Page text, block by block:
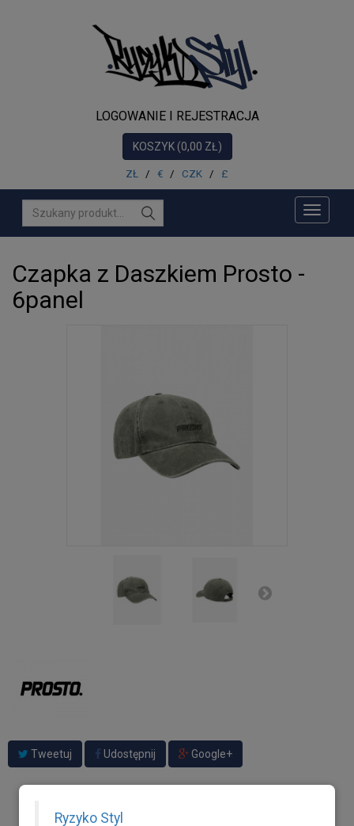
Ryzyko Styl
MUZYKA
PROMOCJE
PRODUCENCI
LOGOWANIE I REJESTRACJA
KOSZYK (0,00 ZŁ)
ZŁ / € / CZK / £
Toggle
Czapka z Daszkiem Prosto -
6panel
Tweetuj Udostępnij Google+